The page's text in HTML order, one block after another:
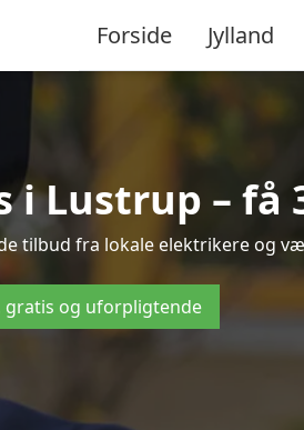
Forside Jylland
Lustrup – få
tilbud fra lokale elektrikere og
gratis og uforpligtende